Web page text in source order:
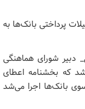
پرداختی بانک‌ها به
دبیر شورای هماهنگی
که بخشنامه اعطای
بانک‌ها اجرا می‌شد